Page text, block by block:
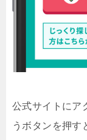
公式サイトにア
うボタンを押す